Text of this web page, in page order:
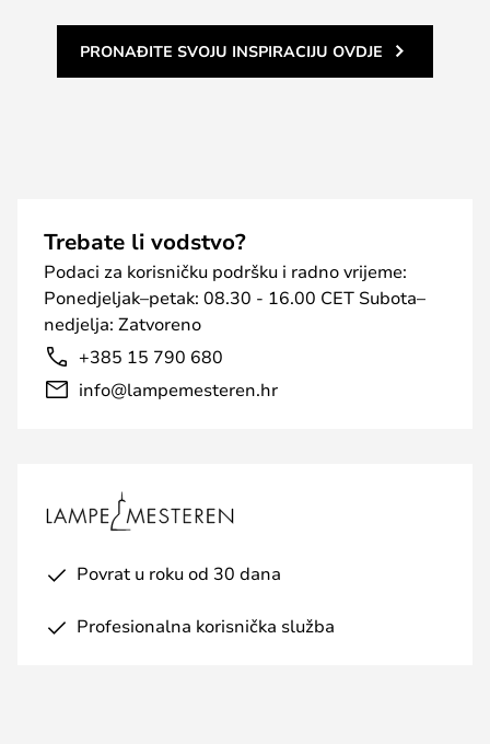
PRONAĐITE SVOJU INSPIRACIJU OVDJE
Trebate li vodstvo?
Podaci za korisničku podršku i radno vrijeme:
Ponedjeljak–petak: 08.30 - 16.00 CET Subota–
nedjelja: Zatvoreno
+385 15 790 680
info@lampemesteren.hr
Povrat u roku od 30 dana
Profesionalna korisnička služba